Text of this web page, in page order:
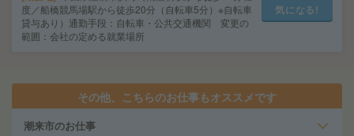
度／船橋競馬場駅から徒歩20分（自転車5分）※自転車
貸与あり）通勤手段：自転車・公共交通機関 変更の
範囲：会社の定める就業場所
気になる!
その他、こちらのお仕事もオススメです
潮来市のお仕事